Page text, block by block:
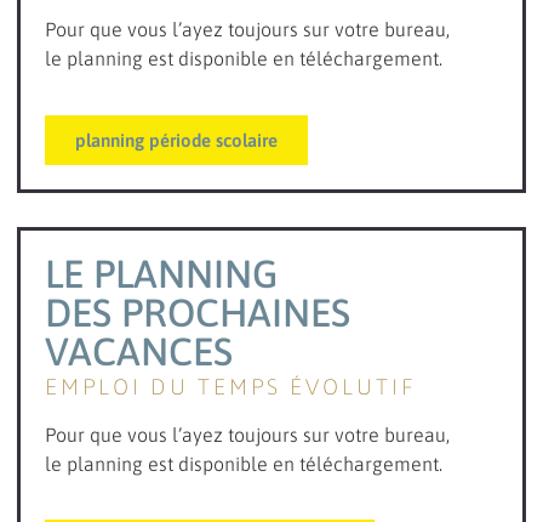
Pour que vous l’ayez toujours sur votre bureau,
le planning est disponible en téléchargement.
planning période scolaire
LE PLANNING
DES PROCHAINES
VACANCES
EMPLOI DU TEMPS ÉVOLUTIF
Pour que vous l’ayez toujours sur votre bureau,
le planning est disponible en téléchargement.